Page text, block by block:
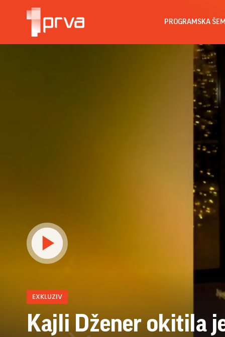
PROGRAMSKA
EXKLUZIV
Kajli Džener okitila